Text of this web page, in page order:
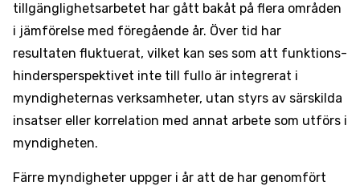
tillgänglighets­arbetet har gått bakåt på flera områden
i jämförelse med föregående år. Över tid har
resultaten fluktuerat, vilket kan ses som att funktions­
hinders­perspektivet inte till fullo är integrerat i
myndigheternas verksamheter, utan styrs av särskilda
insatser eller korrelation med annat arbete som utförs i
myndigheten.
Färre myndigheter uppger i år att de har genomfört